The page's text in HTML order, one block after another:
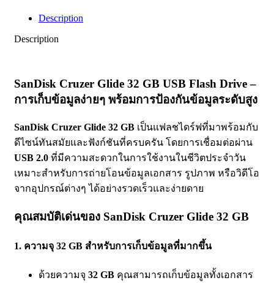
Description
Description
SanDisk Cruzer Glide 32 GB USB Flash Drive –
การเก็บข้อมูลง่ายๆ พร้อมการป้องกันข้อมูลระดับสูง
SanDisk Cruzer Glide 32 GB เป็นแฟลชไดร์ฟที่มาพร้อมกับ
ดีไซน์ทันสมัยและฟังก์ชันที่ครบครัน โดยการเชื่อมต่อผ่าน
USB 2.0 ที่มีความสะดวกในการใช้งานในชีวิตประจำวัน
เหมาะสำหรับการถ่ายโอนข้อมูลเอกสาร รูปภาพ หรือวิดีโอ
จากอุปกรณ์ต่างๆ ได้อย่างรวดเร็วและง่ายดาย
คุณสมบัติเด่นของ SanDisk Cruzer Glide 32 GB
1. ความจุ 32 GB สำหรับการเก็บข้อมูลที่มากขึ้น
ด้วยความจุ 32 GB คุณสามารถเก็บข้อมูลทั้งเอกสาร